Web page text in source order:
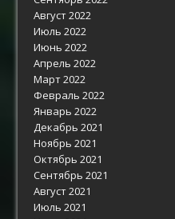
Август 2022
Июль 2022
Июнь 2022
Апрель 2022
Март 2022
Февраль 2022
Январь 2022
Декабрь 2021
Ноябрь 2021
Октябрь 2021
Сентябрь 2021
Август 2021
Июль 2021